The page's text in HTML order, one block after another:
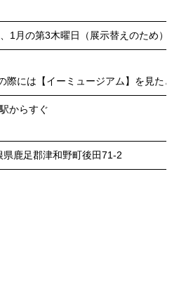
1月の第3木曜日（展示替えのため）
際には【イーミュージアム】を見たと
からすぐ
鹿足郡津和野町後田71-2